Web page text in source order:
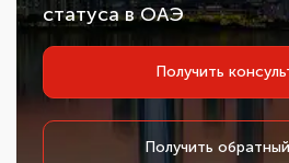
статуса в ОАЭ
Получить
Получить